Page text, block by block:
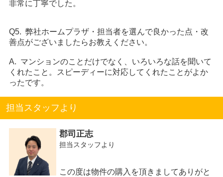
非常に丁寧でした。
Q5. 弊社ホームプラザ・担当者を選んで良かった点・改
善点がございましたらお教えください。
A. マンションのことだけでなく、いろいろな話を聞いて
くれたこと。スピーディーに対応してくれたことがよか
ったです。
担当スタッフより
郡司正志
担当スタッフより
この度は物件の購入を頂きましてありがと